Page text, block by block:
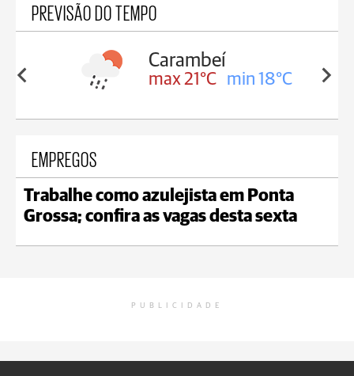
PREVISÃO DO TEMPO
18°C
Carambeí
max 21°C min 18°C
EMPREGOS
Trabalhe como azulejista em Ponta
Grossa; confira as vagas desta sexta
PUBLICIDADE